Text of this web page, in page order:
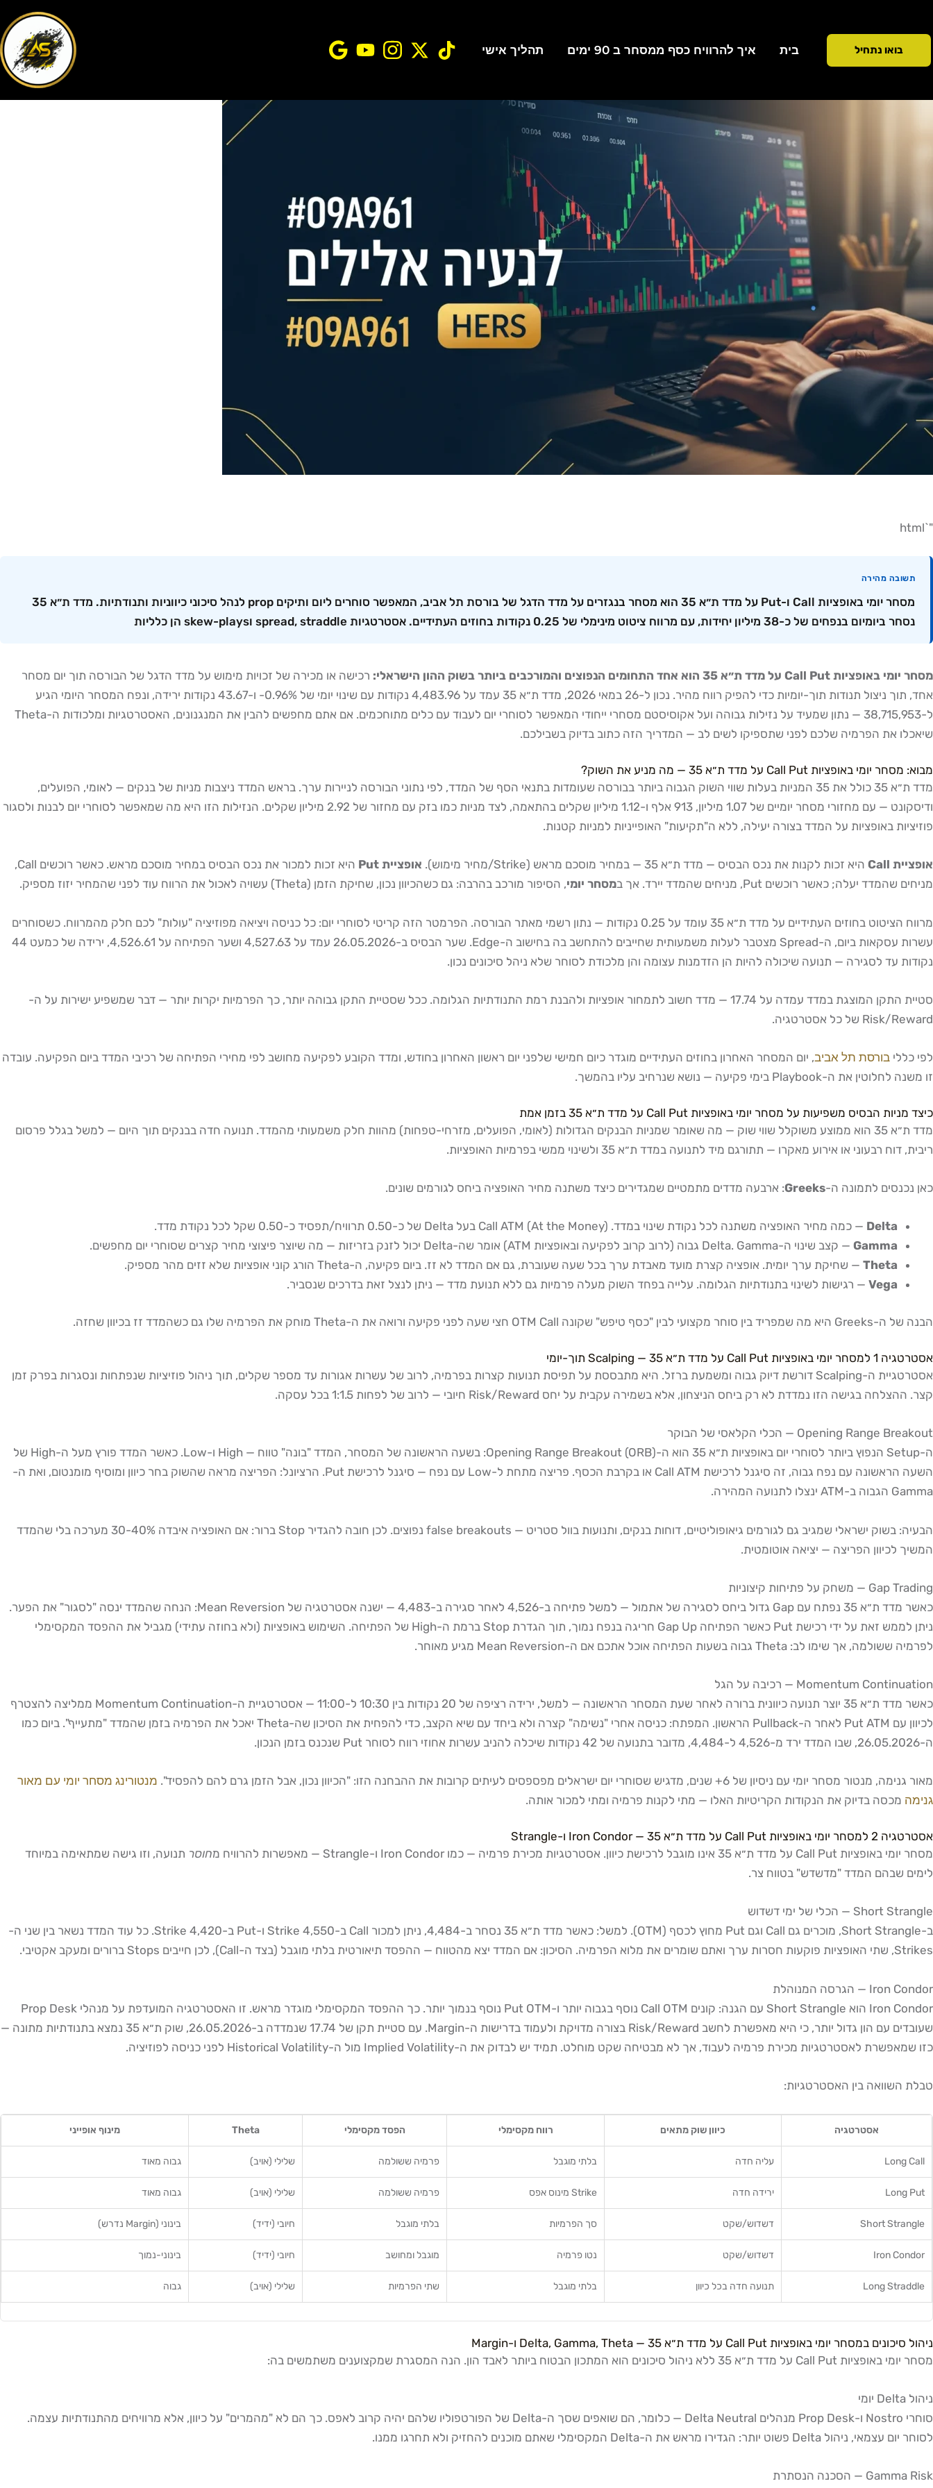
בואו נתחיל בית איך להרוויח כסף ממסחר ב 90 ימים
תהליך אישי
כתיבת תגובה /טכניקות מסחר
"`html
תשובה מהירה
מסחר יומי באופציות Call ו-Put על מדד ת״א 35 הוא מסחר בנגזרים על מדד הדגל של בורסת תל אביב, המאפשר סוחרים ליום ותיקים prop לנהל סיכוני כיווניות ותנודתיות. מדד ת״א 35
נסחר ביומיום בנפחים של כ-38 מיליון יחידות, עם מרווח ציטוט מינימלי של 0.25 נקודות בחוזים העתידיים. אסטרטגיות spread, straddle וskew-plays הן כלליות
מסחר יומי באופציות Call Put על מדד ת״א 35 הוא אחד התחומים הנפוצים והמורכבים ביותר בשוק ההון הישראלי:
רכישה או מכירה של זכויות מימוש על מדד הדגל של הבורסה תוך יום מסחר
אחד, תוך ניצול תנודות תוך-יומיות כדי להפיק רווח מהיר. נכון ל-26 במאי 2026, מדד ת״א 35 עמד על 4,483.96 נקודות עם שינוי יומי של 0.96%- ו-43.67 נקודות ירידה, ונפח המסחר היומי הגיע
ל-38,715,953 — נתון שמעיד על נזילות גבוהה ועל אקוסיסטם מסחרי ייחודי המאפשר לסוחרי יום לעבוד עם כלים מתוחכמים. אם אתם מחפשים להבין את המנגנונים, האסטרטגיות ומלכודות ה-Theta
שיאכלו את הפרמיה שלכם לפני שתספיקו לשים לב — המדריך הזה כתוב בדיוק בשבילכם.
מבוא: מסחר יומי באופציות Call Put על מדד ת״א 35 — מה מניע את השוק?
מדד ת״א 35 כולל את 35 המניות בעלות שווי השוק הגבוה ביותר בבורסה שעומדות בתנאי הסף של המדד, לפי נתוני הבורסה לניירות ערך. בראש המדד ניצבות מניות של בנקים — לאומי, הפועלים,
ודיסקונט — עם מחזורי מסחר יומיים של 1.07 מיליון, 913 אלף ו-1.12 מיליון שקלים בהתאמה, לצד מניות כמו בזק עם מחזור של 2.92 מיליון שקלים. הנזילות הזו היא מה שמאפשר לסוחרי יום לבנות ולסגור
פוזיציות באופציות על המדד בצורה יעילה, ללא ה"תקיעות" האופייניות למניות קטנות.
אופציית Call היא זכות לקנות את נכס הבסיס — מדד ת״א 35 — במחיר מוסכם מראש (Strike/מחיר מימוש). אופציית Put
היא זכות למכור את נכס הבסיס במחיר מוסכם מראש. כאשר רוכשים Call,
מניחים שהמדד יעלה; כאשר רוכשים Put, מניחים שהמדד יירד. אך ב
מסחר יומי, הסיפור מורכב בהרבה: גם כשהכיוון נכון, שחיקת הזמן (Theta) עשויה לאכול את הרווח עוד לפני שהמחיר יזוז מספיק.
מרווח הציטוט בחוזים העתידיים על מדד ת״א 35 עומד על 0.25 נקודות — נתון רשמי מאתר הבורסה. הפרמטר הזה קריטי לסוחרי יום: כל כניסה ויציאה מפוזיציה "עולות" לכם חלק מהמרווח. כשסוחרים
עשרות עסקאות ביום, ה-Spread מצטבר לעלות משמעותית שחייבים להתחשב בה בחישוב ה-Edge. שער הבסיס ב-26.05.2026 עמד על 4,527.63 ושער הפתיחה על 4,526.61, ירידה של כמעט 44
נקודות עד לסגירה — תנועה שיכולה להיות הן הזדמנות עצומה והן מלכודת לסוחר שלא ניהל סיכונים נכון.
סטיית התקן המוצגת במדד עמדה על 17.74 — מדד חשוב לתמחור אופציות ולהבנת רמת התנודתיות הגלומה. ככל שסטיית התקן גבוהה יותר, כך הפרמיות יקרות יותר — דבר שמשפיע ישירות על ה-
Risk/Reward של כל אסטרטגיה.
לפי כללי בורסת תל אביב, יום המסחר האחרון בחוזים העתידיים מוגדר כיום חמישי שלפני יום ראשון האחרון בחודש, ומדד הקובע לפקיעה מחושב לפי מחירי הפתיחה של רכיבי המדד ביום הפקיעה. עובדה
זו משנה לחלוטין את ה-Playbook בימי פקיעה — נושא שנרחיב עליו בהמשך.
כיצד מניות הבסיס משפיעות על מסחר יומי באופציות Call Put על מדד ת״א 35 בזמן אמת
מדד ת״א 35 הוא ממוצע משוקלל שווי שוק — מה שאומר שמניות הבנקים הגדולות (לאומי, הפועלים, מזרחי-טפחות) מהוות חלק משמעותי מהמדד. תנועה חדה בבנקים תוך היום — למשל בגלל פרסום
ריבית, דוח רבעוני או אירוע מאקרו — תתורגם מיד לתנועה במדד ת״א 35 ולשינוי ממשי בפרמיות האופציות.
כאן נכנסים לתמונה ה-Greeks: ארבעה מדדים מתמטיים שמגדירים כיצד משתנה מחיר האופציה ביחס לגורמים שונים.
Delta — כמה מחיר האופציה משתנה לכל נקודת שינוי במדד. Call ATM (At the Money) בעל Delta של כ-0.50 תרוויח/תפסיד כ-0.50 שקל לכל נקודת מדד.
Gamma — קצב שינוי ה-Delta. Gamma גבוה (לרוב קרוב לפקיעה ובאופציות ATM) אומר שה-Delta יכול לזנק בזריזות — מה שיוצר פיצוצי מחיר קצרים שסוחרי יום מחפשים.
Theta — שחיקת ערך יומית. אופציה קצרת מועד מאבדת ערך בכל שעה שעוברת, גם אם המדד לא זז. ביום פקיעה, ה-Theta הורג קוני אופציות שלא זזים מהר מספיק.
Vega — רגישות לשינוי בתנודתיות הגלומה. עלייה בפחד השוק מעלה פרמיות גם ללא תנועת מדד — ניתן לנצל זאת בדרכים שנסביר.
הבנה של ה-Greeks היא מה שמפריד בין סוחר מקצועי לבין "כסף טיפש" שקונה OTM Call חצי שעה לפני פקיעה ורואה את ה-Theta מוחק את הפרמיה שלו גם כשהמדד זז בכיוון שחזה.
אסטרטגיה 1 למסחר יומי באופציות Call Put על מדד ת״א 35 — Scalping תוך-יומי
אסטרטגיית ה-Scalping דורשת דיוק גבוה ומשמעת ברזל. היא מתבססת על תפיסת תנועות קצרות בפרמיה, לרוב של עשרות אגורות עד מספר שקלים, תוך ניהול פוזיציות שנפתחות ונסגרות בפרק זמן
קצר. ההצלחה בגישה הזו נמדדת לא רק ביחס הניצחון, אלא בשמירה עקבית על יחס Risk/Reward חיובי — לרוב של לפחות 1:1.5 בכל עסקה.
Opening Range Breakout — הכלי הקלאסי של הבוקר
ה-Setup הנפוץ ביותר לסוחרי יום באופציות ת״א 35 הוא ה-Opening Range Breakout (ORB): בשעה הראשונה של המסחר, המדד "בונה" טווח — High ו-Low. כאשר המדד פורץ מעל ה-High של
השעה הראשונה עם נפח גבוה, זה סיגנל לרכישת Call ATM או בקרבת הכסף. פריצה מתחת ל-Low עם נפח — סיגנל לרכישת Put. הרציונל: הפריצה מראה שהשוק בחר כיוון ומוסיף מומנטום, ואת ה-
Gamma הגבוה ב-ATM ינצלו לתנועה המהירה.
הבעיה: בשוק ישראלי שמגיב גם לגורמים גיאופוליטיים, דוחות בנקים, ותנועות בוול סטריט — false breakouts נפוצים. לכן חובה להגדיר Stop ברור: אם האופציה איבדה 30-40% מערכה בלי שהמדד
המשיך לכיוון הפריצה — יציאה אוטומטית.
Gap Trading — משחק על פתיחות קיצוניות
כאשר מדד ת״א 35 נפתח עם Gap גדול ביחס לסגירה של אתמול — למשל פתיחה ב-4,526 לאחר סגירה ב-4,483 — ישנה אסטרטגיה של Mean Reversion: הנחה שהמדד ינסה "לסגור" את הפער.
ניתן לממש זאת על ידי רכישת Put כאשר הפתיחה Gap Up חריגה בנפח נמוך, תוך הגדרת Stop ברמת ה-High של הפתיחה. השימוש באופציות (ולא בחוזה עתידי) מגביל את ההפסד המקסימלי
לפרמיה ששולמה, אך שימו לב: Theta גבוה בשעות הפתיחה אוכל אתכם אם ה-Mean Reversion מגיע מאוחר.
Momentum Continuation — רכיבה על הגל
כאשר מדד ת״א 35 יוצר תנועה כיוונית ברורה לאחר שעת המסחר הראשונה — למשל, ירידה רציפה של 20 נקודות בין 10:30 ל-11:00 — אסטרטגיית ה-Momentum Continuation ממליצה להצטרף
לכיוון עם Put ATM לאחר ה-Pullback הראשון. המפתח: כניסה אחרי "נשימה" קצרה ולא ביחד עם שיא הקצב, כדי להפחית את הסיכון שה-Theta יאכל את הפרמיה בזמן שהמדד "מתעייף". ביום כמו
ה-26.05.2026, שבו המדד ירד מ-4,526 ל-4,484, מדובר בתנועה של 42 נקודות שיכלה להניב עשרות אחוזי רווח לסוחר Put שנכנס בזמן הנכון.
מאור גנימה, מנטור מסחר יומי עם ניסיון של 6+ שנים, מדגיש שסוחרי יום ישראלים מפספסים לעיתים קרובות את ההבחנה הזו: "הכיוון נכון, אבל הזמן גרם להם להפסיד".
מנטורינג מסחר יומי עם מאור
גנימה מכסה בדיוק את הנקודות הקריטיות האלו — מתי לקנות פרמיה ומתי למכור אותה.
אסטרטגיה 2 למסחר יומי באופציות Call Put על מדד ת״א 35 — Iron Condor ו-Strangle
מסחר יומי באופציות Call Put על מדד ת״א 35 אינו מוגבל לרכישת כיוון. אסטרטגיות מכירת פרמיה — כמו Iron Condor ו-Strangle — מאפשרות להרוויח מ
חוסר תנועה, וזו גישה שמתאימה במיוחד
לימים שבהם המדד "מדשדש" בטווח צר.
Short Strangle — הכלי של ימי דשדוש
ב-Short Strangle, מוכרים גם Call וגם Put מחוץ לכסף (OTM). למשל: כאשר מדד ת״א 35 נסחר ב-4,484, ניתן למכור Call ב-Strike 4,550 ו-Put ב-Strike 4,420. כל עוד המדד נשאר בין שני ה-
Strikes, שתי האופציות פוקעות חסרות ערך ואתם שומרים את מלוא הפרמיה. הסיכון: אם המדד יצא מהטווח — ההפסד תיאורטית בלתי מוגבל (בצד ה-Call), לכן חייבים Stops ברורים ומעקב אקטיבי.
Iron Condor — הגרסה המנוהלת
Iron Condor הוא Short Strangle עם הגנה: קונים Call OTM נוסף בגבוה יותר ו-Put OTM נוסף בנמוך יותר. כך ההפסד המקסימלי מוגדר מראש. זו האסטרטגיה המועדפת על מנהלי Prop Desk
שעובדים עם הון גדול יותר, כי היא מאפשרת לחשב Risk/Reward בצורה מדויקת ולעמוד בדרישות ה-Margin. עם סטיית תקן של 17.74 שנמדדה ב-26.05.2026, שוק ת״א 35 נמצא בתנודתיות מתונה —
כזו שמאפשרת לאסטרטגיות מכירת פרמיה לעבוד, אך לא מבטיחה שקט מוחלט. תמיד יש לבדוק את ה-Implied Volatility מול ה-Historical Volatility לפני כניסה לפוזיציה.
טבלת השוואה בין האסטרטגיות:
אסטרטגיה כיוון שוק מתאים רווח מקסימלי הפסד מקסימלי Theta מינוף אופייני
Long Call עליה חדה בלתי מוגבל פרמיה ששולמה שלילי (אויב) גבוה מאוד
Long Put ירידה חדה Strike מינוס אפס פרמיה ששולמה שלילי (אויב) גבוה מאוד
Short Strangle דשדוש/שקט סך הפרמיות בלתי מוגבל חיובי (ידיד) בינוני (Margin נדרש)
Iron Condor דשדוש/שקט נטו פרמיה מוגבל ומחושב חיובי (ידיד) בינוני-נמוך
Long Straddle תנועה חדה בכל כיוון בלתי מוגבל שתי הפרמיות שלילי (אויב) גבוה
ניהול סיכונים במסחר יומי באופציות Call Put על מדד ת״א 35 — Delta, Gamma, Theta ו-Margin
מסחר יומי באופציות Call Put על מדד ת״א 35 ללא ניהול סיכונים הוא המתכון הבטוח ביותר לאבד הון. הנה המסגרת שמקצוענים משתמשים בה:
ניהול Delta יומי
סוחרי Nostro ו-Prop Desk מנהלים Delta Neutral — כלומר, הם שואפים שסך ה-Delta של הפורטפוליו שלהם יהיה קרוב לאפס. כך הם לא "מהמרים" על כיוון, אלא מרוויחים מהתנודתיות עצמה.
לסוחר יום עצמאי, ניהול Delta פשוט יותר: הגדירו מראש את ה-Delta המקסימלי שאתם מוכנים להחזיק ולא תחרגו ממנו.
Gamma Risk — הסכנה הנסתרת